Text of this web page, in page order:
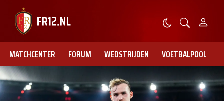
MATCHCENTER FORUM WEDSTRIJDEN VOETBALPOOL